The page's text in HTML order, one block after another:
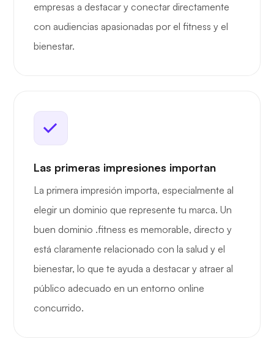
empresas a destacar y conectar directamente
con audiencias apasionadas por el fitness y el
bienestar.
Las primeras impresiones importan
La primera impresión importa, especialmente al
elegir un dominio que represente tu marca. Un
buen dominio .fitness es memorable, directo y
está claramente relacionado con la salud y el
bienestar, lo que te ayuda a destacar y atraer al
público adecuado en un entorno online
concurrido.